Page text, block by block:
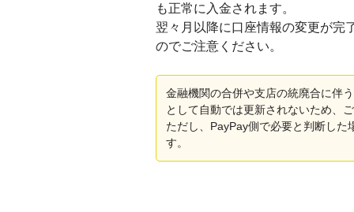
も正常に入金されます。
翌々月以降に口座情報の変更が完
のでご注意ください。
金融機関の合併や支店の統廃合に伴
として自動では更新されないため、
ただし、PayPay側で必要と判断し
す。